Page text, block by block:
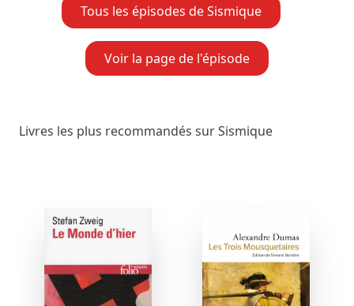
Tous les épisodes de Sismique
Voir la page de l'épisode
Livres les plus recommandés sur Sismique